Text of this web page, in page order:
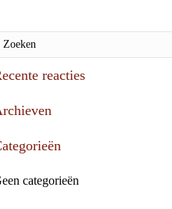
reacties
categorieën